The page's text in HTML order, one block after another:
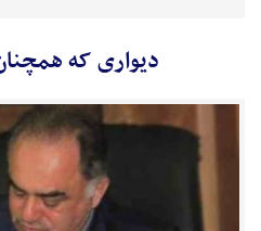
دیواری که